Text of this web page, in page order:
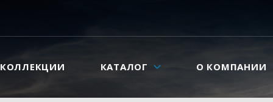
КОЛЛЕКЦИИ КАТАЛОГ О КОМПАНИИ